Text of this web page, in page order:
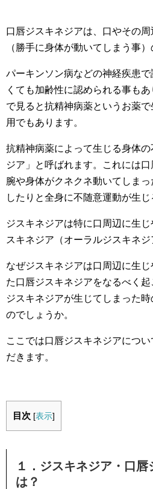
口唇ジスキネジアは、口やその
（勝手に身体が動いてしまう事）
パーキンソン病などの神経疾患
くても加齢性に認められる事も
で見ると抗精神病薬というお薬
用でもあります。
抗精神病薬によって生じる身体
ジア」と呼ばれます。これには口
腕や身体がクネクネ動いてしま
したりと全身に不随意運動が生じ
ジスキネジアは特に口周辺に生
スキネジア（オーラルジスキネジ
なぜジスキネジアは口周辺に生
た口唇ジスキネジアをなるべく
ジスキネジアが生じてしまった
のでしょうか。
ここでは口唇ジスキネジアにつ
だきます。
目次 [表示]
１．ジスキネジア・口唇
は？